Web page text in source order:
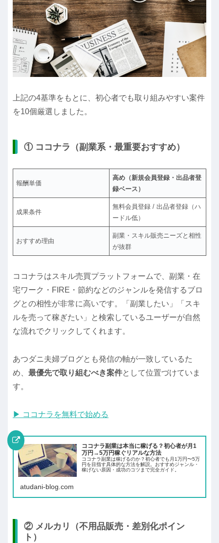
上記の4基準をもとに、初心者でも取り組みやすい案件
を10個厳選しました。
① ココナラ（副業系・最重要おすすめ）
報酬単価
高め（新規会員登録・出品者登
録ベース）
成果条件
無料会員登録 / 出品者登録（ハ
ードル低）
おすすめ理由
副業・スキル販売ニーズと相性
が抜群
ココナラはスキル売買プラットフォームで、副業・在
宅ワーク・FIRE・節約などのジャンルを発信するブロ
グとの相性が非常に高いです。「副業したい」「スキ
ルを売って稼ぎたい」と検索しているユーザーが自然
な流れでクリックしてくれます。
あつダニ夫婦ブログとも発信の軸が一致しているた
め、 最優先で取り組むべき案件として位置づけていま
す。
▶ ココナラを無料で始める
ココナラ副業は本当に稼げる？初心者が月1
万円→5万円稼ぐリアルな方法
ココナラ副業は稼げるのか？初心者でも月1万円〜5万
円を目指す具体的な方法を解説。おすすめジャンル・
稼げない原因・成功のコツまで完全ガイド。
atudani-blog.com
② メルカリ（不用品販売・差別化ポイン
ト）